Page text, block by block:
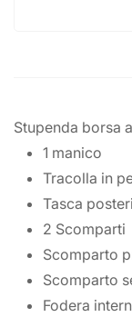
Stupenda borsa
1 manico
Tracolla in
Tasca
2 Scomparti
Scomparto
Scomparto
Fodera